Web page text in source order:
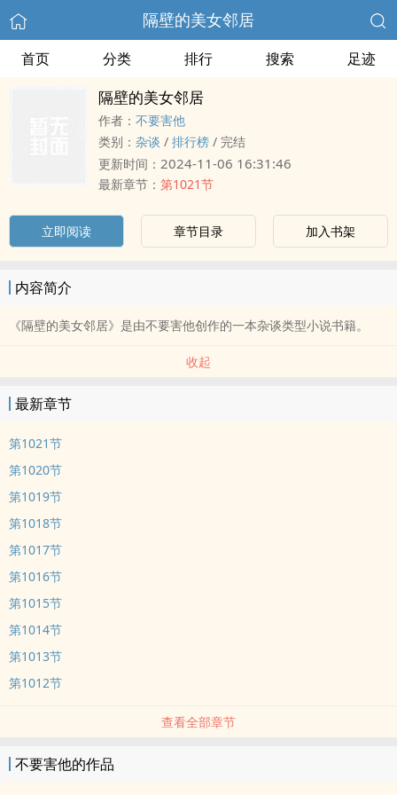
隔壁的美女邻居
首页 分类 排行 搜索 足迹
隔壁的美女邻居
作者： 不要害他
类别： 杂谈 / 排行榜 / 完结
更新时间： 2024-11-06 16:31:46
最新章节： 第1021节
立即阅读 章节目录 加入书架
内容简介
《隔壁的美女邻居》是由不要害他创作的一本杂谈类型小说书籍。
收起
最新章节
第1021节
第1020节
第1019节
第1018节
第1017节
第1016节
第1015节
第1014节
第1013节
第1012节
查看全部章节
不要害他的作品